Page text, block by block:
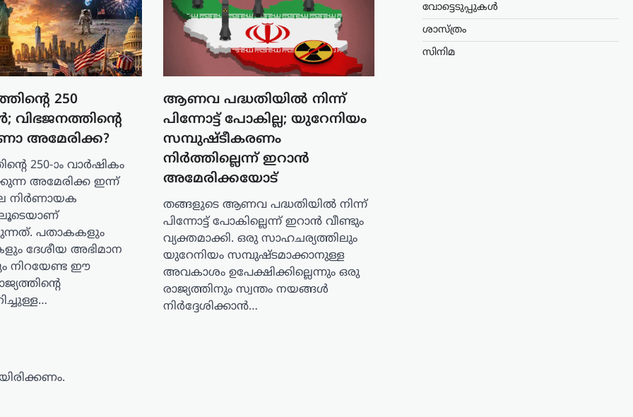
250
വിഭജനത്തിന്റെ
അമേരിക്ക?
250-ാം വാർഷികം
അമേരിക്ക ഇന്ന്
നിർണായക
പതാകകളും
ദേശീയ അഭിമാന
നിറയേണ്ട ഈ
ആണവ പദ്ധതിയിൽ നിന്ന്
പിന്നോട്ട് പോകില്ല; യുറേനിയം
സമ്പുഷ്ടീകരണം
നിർത്തില്ലെന്ന് ഇറാൻ
അമേരിക്കയോട്
തങ്ങളുടെ ആണവ പദ്ധതിയിൽ നിന്ന്
പിന്നോട്ട് പോകില്ലെന്ന് ഇറാൻ വീണ്ടും
വ്യക്തമാക്കി. ഒരു സാഹചര്യത്തിലും
യുറേനിയം സമ്പുഷ്ടമാക്കാനുള്ള
അവകാശം ഉപേക്ഷിക്കില്ലെന്നും ഒരു
രാജ്യത്തിനും സ്വന്തം നയങ്ങൾ
നിർദ്ദേശിക്കാൻ…
വോട്ടെടുപ്പുകൾ
ശാസ്ത്രം
സിനിമ